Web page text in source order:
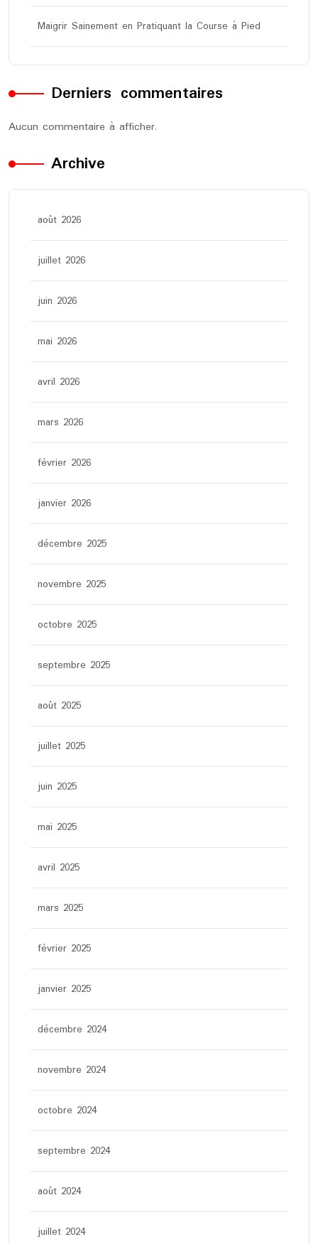
Maigrir Sainement en Pratiquant la Course à Pied
Derniers commentaires
Aucun commentaire à afficher.
Archive
août 2026
juillet 2026
juin 2026
mai 2026
avril 2026
mars 2026
février 2026
janvier 2026
décembre 2025
novembre 2025
octobre 2025
septembre 2025
août 2025
juillet 2025
juin 2025
mai 2025
avril 2025
mars 2025
février 2025
janvier 2025
décembre 2024
novembre 2024
octobre 2024
septembre 2024
août 2024
juillet 2024